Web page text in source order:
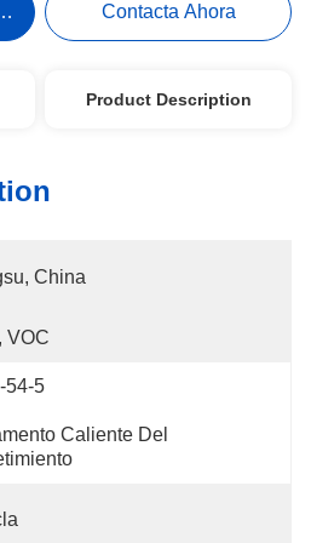
Contacta Ahora
Product Description
China
VOC
54-5
Caliente Del